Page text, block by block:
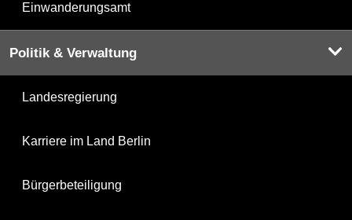
Einwanderungsamt
Politik & Verwaltung
Landesregierung
Karriere im Land Berlin
Bürgerbeteiligung